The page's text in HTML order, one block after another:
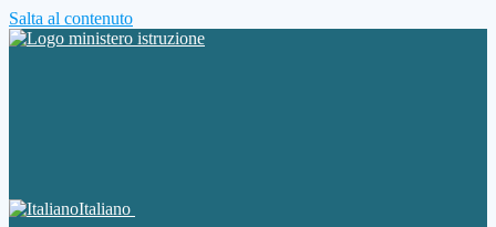
Salta al contenuto
Italiano